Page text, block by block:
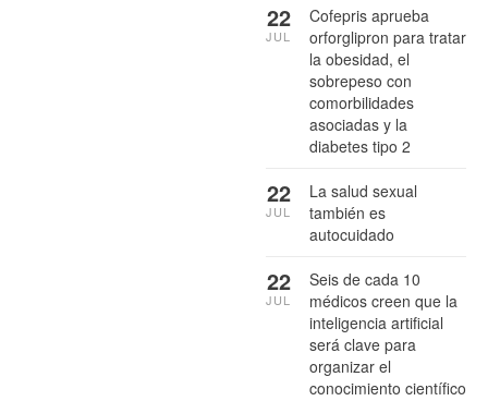
Cofepris aprueba
orforglipron para tratar
la obesidad, el
sobrepeso con
comorbilidades
asociadas y la
diabetes tipo 2
22
JUL
La salud sexual
también es
autocuidado
22
JUL
Seis de cada 10
médicos creen que la
inteligencia artificial
será clave para
organizar el
conocimiento científico
22
JUL